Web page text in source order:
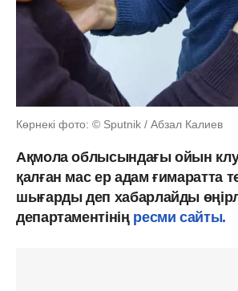
Көрнекі фото: © Sputnik / Абзал Калиев
Ақмола облысындағы ойын
қалған мас ер адам ғимаратта
шығарды деп хабарлайды
департаментініңресми сайты.